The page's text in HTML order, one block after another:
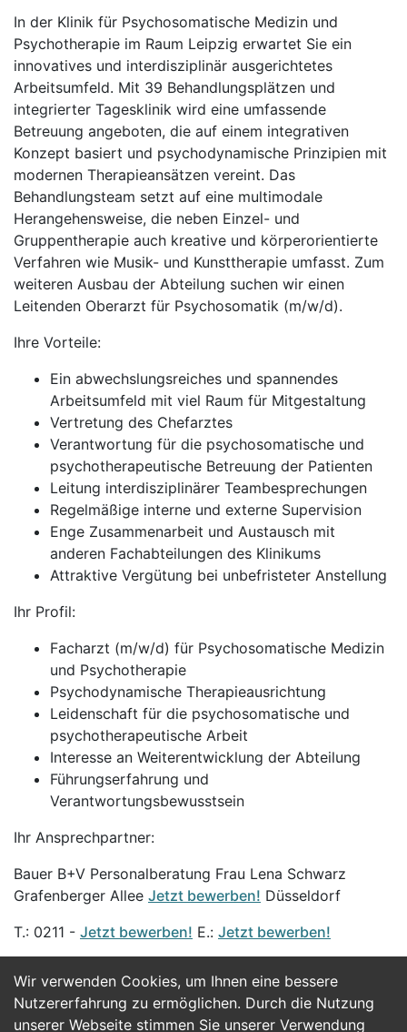
Wir verwenden Cookies, um Ihnen eine bessere
Nutzererfahrung zu ermöglichen. Durch die Nutzung
unserer Webseite stimmen Sie unserer Verwendung
In der Klinik für Psychosomatische Medizin und
Psychotherapie im Raum Leipzig erwartet Sie ein
innovatives und interdisziplinär ausgerichtetes
Arbeitsumfeld. Mit 39 Behandlungsplätzen und
integrierter Tagesklinik wird eine umfassende
Betreuung angeboten, die auf einem integrativen
Konzept basiert und psychodynamische Prinzipien mit
modernen Therapieansätzen vereint. Das
Behandlungsteam setzt auf eine multimodale
Herangehensweise, die neben Einzel- und
Gruppentherapie auch kreative und körperorientierte
Verfahren wie Musik- und Kunsttherapie umfasst. Zum
weiteren Ausbau der Abteilung suchen wir einen
Leitenden Oberarzt für Psychosomatik (m/w/d).
Ihre Vorteile:
Ein abwechslungsreiches und spannendes
Arbeitsumfeld mit viel Raum für Mitgestaltung
Vertretung des Chefarztes
Verantwortung für die psychosomatische und
psychotherapeutische Betreuung der Patienten
Leitung interdisziplinärer Teambesprechungen
Regelmäßige interne und externe Supervision
Enge Zusammenarbeit und Austausch mit
anderen Fachabteilungen des Klinikums
Attraktive Vergütung bei unbefristeter Anstellung
Ihr Profil:
Facharzt (m/w/d) für Psychosomatische Medizin
und Psychotherapie
Psychodynamische Therapieausrichtung
Leidenschaft für die psychosomatische und
psychotherapeutische Arbeit
Interesse an Weiterentwicklung der Abteilung
Führungserfahrung und
Verantwortungsbewusstsein
Ihr Ansprechpartner:
Bauer B+V Personalberatung Frau Lena Schwarz
Grafenberger Allee Jetzt bewerben! Düsseldorf
T.: 0211 - Jetzt bewerben! E.: Jetzt bewerben!
Jetzt Bewerben